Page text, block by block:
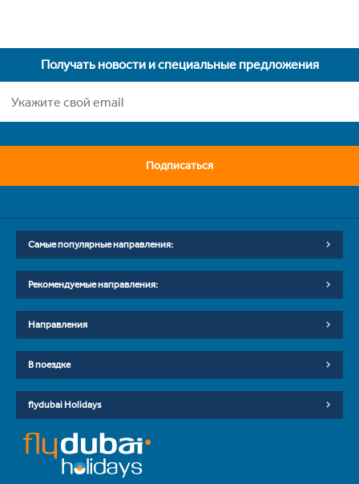
Получать новости и специальные предложения
Подписаться
Самые популярные направления:
Рекомендуемые направления:
Направления
В поездке
flydubai Holidays